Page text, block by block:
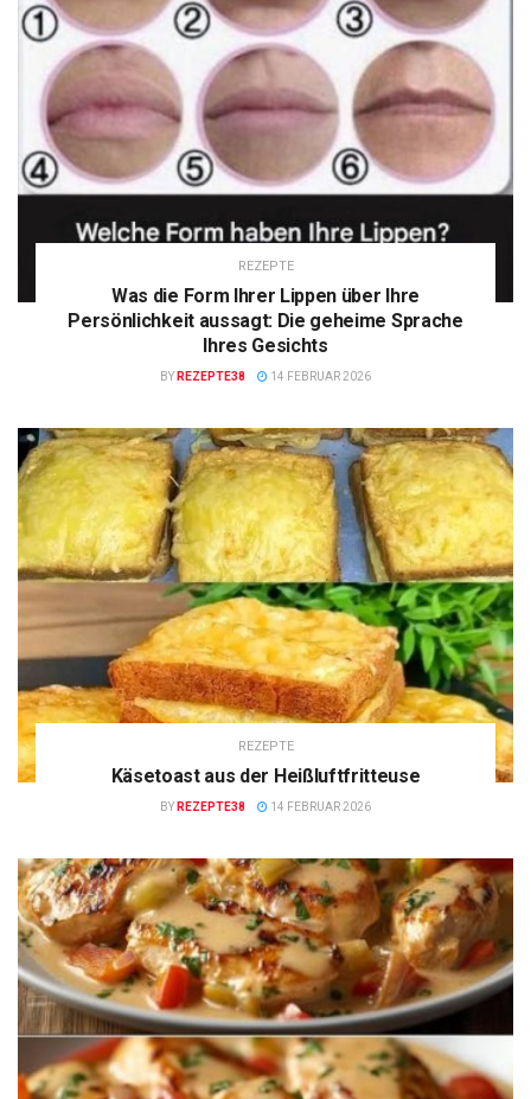
REZEPTE
Was die Form Ihrer Lippen über Ihre
Persönlichkeit aussagt: Die geheime Sprache
Ihres Gesichts
BY REZEPTE38 14 FEBRUAR 2026
REZEPTE
Käsetoast aus der Heißluftfritteuse
BY REZEPTE38 14 FEBRUAR 2026